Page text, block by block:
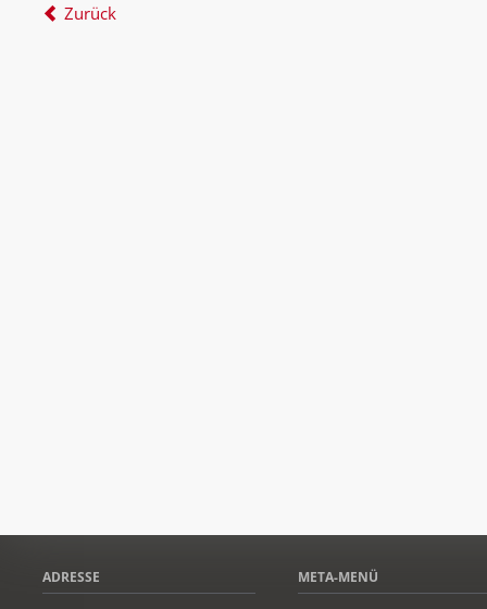
Zurück
ADRESSE META-MENÜ